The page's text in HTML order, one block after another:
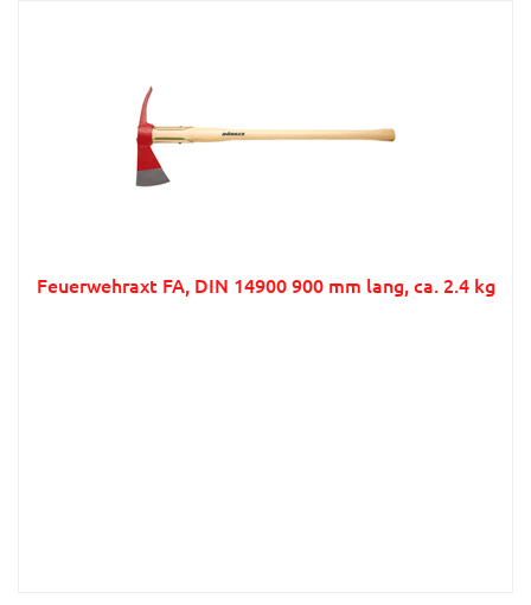
Feuerwehraxt FA, DIN 14900 900 mm lang, ca. 2.4 kg